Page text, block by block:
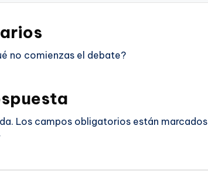
no comienzas el debate?
Los campos obligatorios están marcados